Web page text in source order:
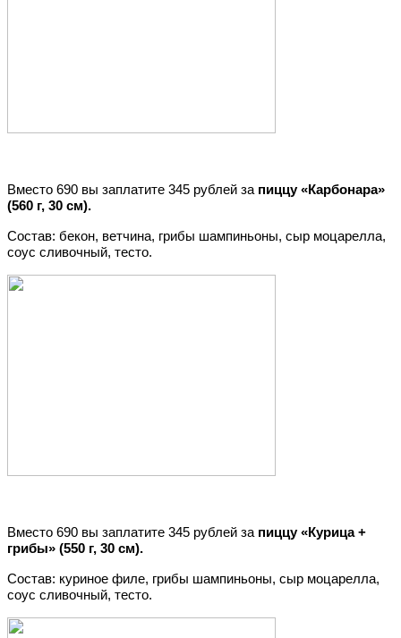
Вместо 690 вы заплатите 345 рублей за пиццу «Карбонара»
(560 г, 30 см).
Состав: бекон, ветчина, грибы шампиньоны, сыр моцарелла,
соус сливочный, тесто.
Вместо 690 вы заплатите 345 рублей за пиццу «Курица +
грибы» (550 г, 30 см).
Состав: куриное филе, грибы шампиньоны, сыр моцарелла,
соус сливочный, тесто.